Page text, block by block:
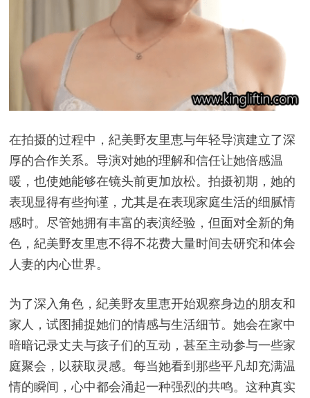
在拍摄的过程中，紀美野友里恵与年轻导演建立了深
厚的合作关系。导演对她的理解和信任让她倍感温
暖，也使她能够在镜头前更加放松。拍摄初期，她的
表现显得有些拘谨，尤其是在表现家庭生活的细腻情
感时。尽管她拥有丰富的表演经验，但面对全新的角
色，紀美野友里恵不得不花费大量时间去研究和体会
人妻的内心世界。
为了深入角色，紀美野友里恵开始观察身边的朋友和
家人，试图捕捉她们的情感与生活细节。她会在家中
暗暗记录丈夫与孩子们的互动，甚至主动参与一些家
庭聚会，以获取灵感。每当她看到那些平凡却充满温
情的瞬间，心中都会涌起一种强烈的共鸣。这种真实